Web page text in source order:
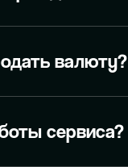
валюту?
сервиса?